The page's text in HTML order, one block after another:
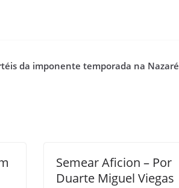
da imponente temporada na Nazaré
Semear Aficion – Por
Duarte Miguel Viegas